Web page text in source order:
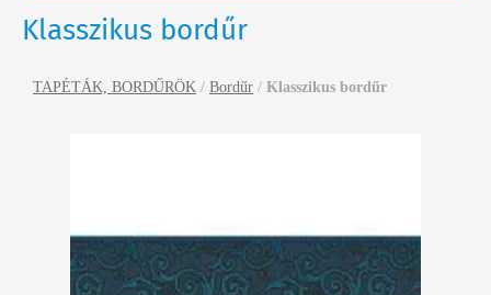
Klasszikus bordűr
TAPÉTÁK, BORDŰRÖK / Bordűr / Klasszikus bordűr